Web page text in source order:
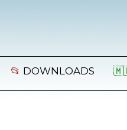
📂 DOWNLOADS